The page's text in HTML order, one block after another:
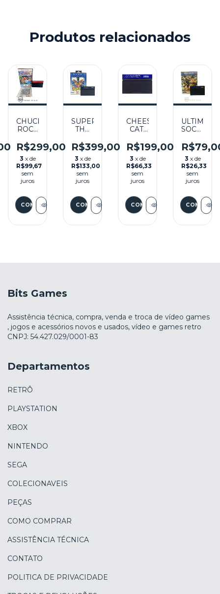
Produtos relacionados
CHUCK
ROCK
-
MASTER
SYSTEM
R$299,00
3 x de
R$99,67
sem
juros
SUPERMAN
THE
OF
STEEL
SEMINOVO
-
MASTER
SYSTEM
R$399,00
3 x de
R$133,00
sem
juros
CHEESE
CAT-
STARRING
SPEEDY
GONZALES
SEMINOVO
-
MASTER
R$199,00
3 x de
R$66,33
sem
juros
ULTIMATE
SOCCER
-
MASTER
SYSTEM
3 x de
R$26,33
sem
juros
Bits Games
Assistência técnica, compra, venda e troca de vídeo games
, jogos e acessórios novos e usados, vídeo e games retro
CNPJ: 54.427.029/0001-83
Departamentos
RETRÔ
PLAYSTATION
XBOX
NINTENDO
SEGA
COLECIONAVEIS
PEÇAS
COMO COMPRAR
ASSISTÊNCIA TÉCNICA
CONTATO
POLITICA DE PRIVACIDADE